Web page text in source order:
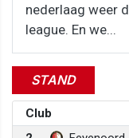
nederlaag weer
league. En we...
STAND
Club